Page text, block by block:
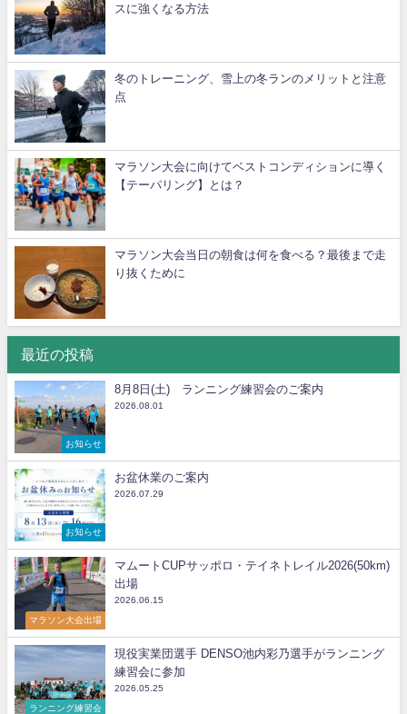
スに強くなる方法
冬のトレーニング、雪上の冬ランのメリットと注意
点
マラソン大会に向けてベストコンディションに導く
【テーパリング】とは？
マラソン大会当日の朝食は何を食べる？最後まで走
り抜くために
最近の投稿
お知らせ
8月8日(土) ランニング練習会のご案内
2026.08.01
お知らせ
お盆休業のご案内
2026.07.29
マラソン大会出場
マムートCUPサッポロ・テイネトレイル2026(50km)
出場
2026.06.15
ランニング練習会
現役実業団選手 DENSO池内彩乃選手がランニング
練習会に参加
2026.05.25